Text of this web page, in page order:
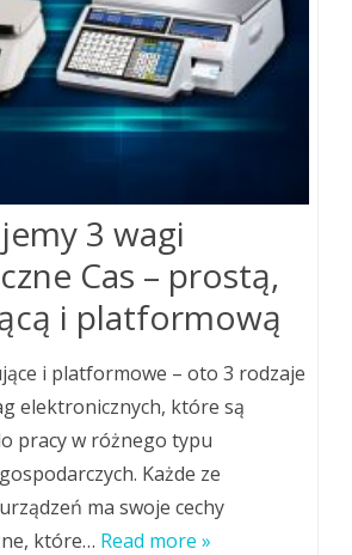
3 wagi
Cas – prostą,
i platformową
i platformowe – oto 3 rodzaje
elektronicznych, które są
pracy w różnego typu
Każde ze
ma swoje cechy
które… Read more »